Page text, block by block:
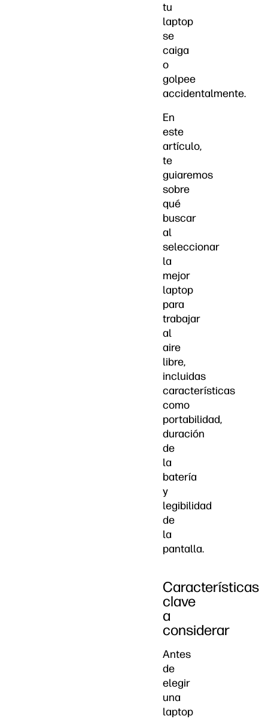
tu
laptop
se
caiga
o
golpee
accidentalmente.
En
este
artículo,
te
guiaremos
sobre
qué
buscar
al
seleccionar
la
mejor
laptop
para
trabajar
al
aire
libre,
incluidas
características
como
portabilidad,
duración
de
la
batería
y
legibilidad
de
la
pantalla.
Características
clave
a
considerar
Antes
de
elegir
una
laptop